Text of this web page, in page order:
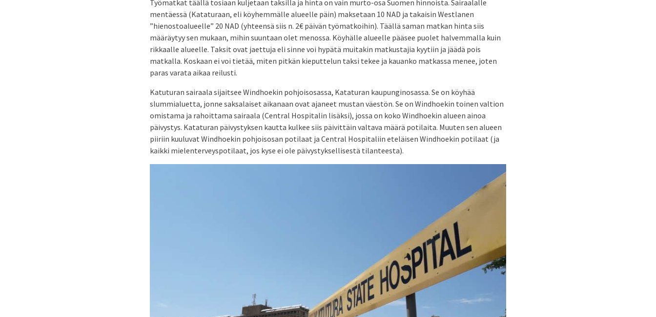
Työmatkat täällä tosiaan kuljetaan taksilla ja hinta on vain murto-osa Suomen hinnoista. Sairaalalle
mentäessä (Kataturaan, eli köyhemmälle alueelle päin) maksetaan 10 NAD ja takaisin Westlanen
”hienostoalueelle” 20 NAD (yhteensä siis n. 2€ päivän työmatkoihin). Täällä saman matkan hinta siis
määräytyy sen mukaan, mihin suuntaan olet menossa. Köyhälle alueelle pääsee puolet halvemmalla kuin
rikkaalle alueelle. Taksit ovat jaettuja eli sinne voi hypätä muitakin matkustajia kyytiin ja jäädä pois
matkalla. Koskaan ei voi tietää, miten pitkän kieputtelun taksi tekee ja kauanko matkassa menee, joten
paras varata aikaa reilusti.
Katuturan sairaala sijaitsee Windhoekin pohjoisosassa, Kataturan kaupunginosassa. Se on köyhää
slummialuetta, jonne saksalaiset aikanaan ovat ajaneet mustan väestön. Se on Windhoekin toinen valtion
omistama ja rahoittama sairaala (Central Hospitalin lisäksi), jossa on koko Windhoekin alueen ainoa
päivystys. Kataturan päivystyksen kautta kulkee siis päivittäin valtava määrä potilaita. Muuten sen alueen
piiriin kuuluvat Windhoekin pohjoisosan potilaat ja Central Hospitaliin eteläisen Windhoekin potilaat (ja
kaikki mielenterveyspotilaat, jos kyse ei ole päivystyksellisestä tilanteesta).